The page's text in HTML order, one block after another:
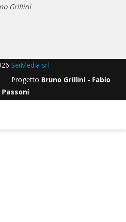
Grillini
SeiMedia srl
Progetto Bruno Grillini - Fabio
Passoni